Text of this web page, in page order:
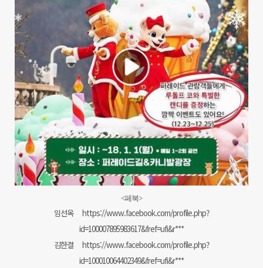
<페북>
임선옥
https://www.facebook.com/profile.php?
id=100007895983617&fref=ufi&r***
김한결
https://www.facebook.com/profile.php?
id=100010064402349&fref=ufi&r***